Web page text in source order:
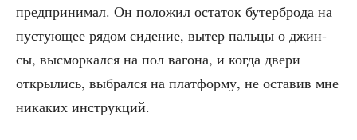
пред­при­ни­мал. Он поло­жил оста­ток бутер­бро­да на
пусту­ю­щее рядом сиде­ние, вытер паль­цы о джин­
сы, высмор­кал­ся на пол ваго­на, и когда две­ри
откры­лись, выбрал­ся на плат­фор­му, не оста­вив мне
ника­ких инструкций.